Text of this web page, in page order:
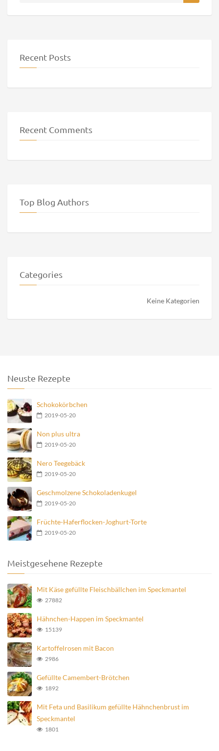
Recent Posts
Recent Comments
Top Blog Authors
Categories
Keine Kategorien
Neuste Rezepte
Schokokörbchen
2019-05-20
Non plus ultra
2019-05-20
Nero Teegebäck
2019-05-20
Geschmolzene Schokoladenkugel
2019-05-20
Früchte-Haferflocken-Joghurt-Torte
2019-05-20
Meistgesehene Rezepte
Mit Käse gefüllte Fleischbällchen im Speckmantel
27882
Hähnchen-Happen im Speckmantel
15139
Kartoffelrosen mit Bacon
2986
Gefüllte Camembert-Brötchen
1892
Mit Feta und Basilikum gefüllte Hähnchenbrust im
Speckmantel
1801